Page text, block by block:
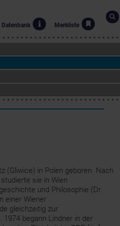
Datenbank Merkliste
(Gliwice) in Polen geboren. Nach
sie in Wien
und Philosophie (Dr.
einer Wiener
gleichzeitig zur
begann Lindner in der